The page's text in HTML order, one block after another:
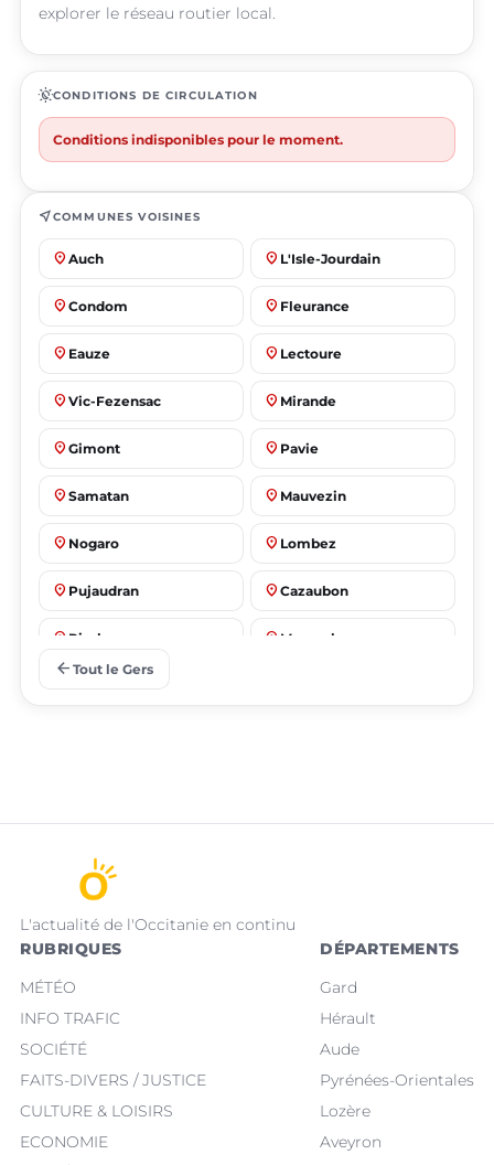
explorer le réseau routier local.
routineCONDITIONS DE CIRCULATION
Conditions indisponibles pour le moment.
near_meCOMMUNES VOISINES
place Auch place L'Isle-Jourdain
place Condom place Fleurance
place Eauze place Lectoure
place Vic-Fezensac place Mirande
place Gimont place Pavie
place Samatan place Mauvezin
place Nogaro place Lombez
place Pujaudran place Cazaubon
place Riscle place Masseube
arrow_back Tout le Gers
L'actualité de l'Occitanie en continu
RUBRIQUES
MÉTÉO
INFO TRAFIC
SOCIÉTÉ
FAITS-DIVERS / JUSTICE
CULTURE & LOISIRS
ECONOMIE
DÉPARTEMENTS
Gard
Hérault
Aude
Pyrénées-Orientales
Lozère
Aveyron